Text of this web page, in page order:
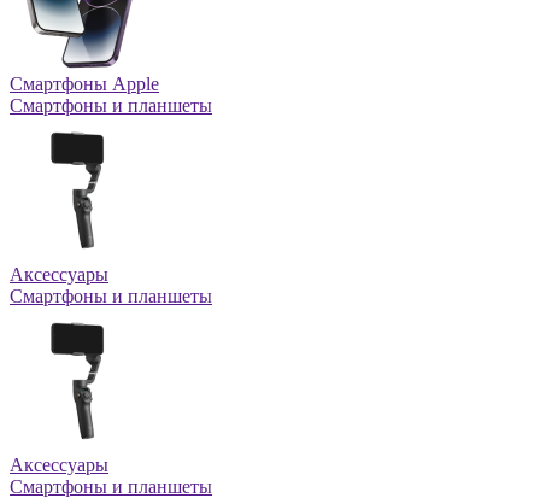
Смартфоны Apple
Смартфоны и планшеты
Аксессуары
Смартфоны и планшеты
Аксессуары
Смартфоны и планшеты